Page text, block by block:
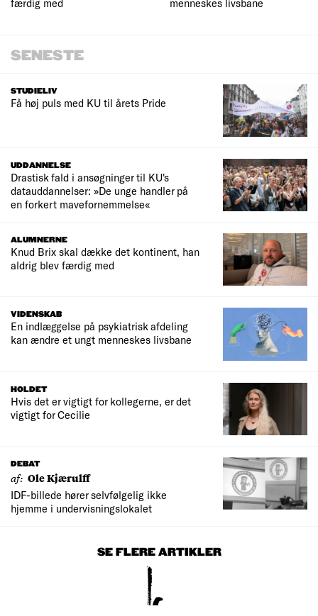
færdig med
menneskes livsbane
SENESTE
STUDIELIV
Få høj puls med KU til årets Pride
UDDANNELSE
Drastisk fald i ansøgninger til KU's
datauddannelser: »De unge handler på
en forkert mavefornemmelse«
ALUMNERNE
Knud Brix skal dække det kontinent, han
aldrig blev færdig med
VIDENSKAB
En indlæggelse på psykiatrisk afdeling
kan ændre et ungt menneskes livsbane
HOLDET
Hvis det er vigtigt for kollegerne, er det
vigtigt for Cecilie
DEBAT
af: Ole Kjærulff
IDF-billede hører selvfølgelig ikke
hjemme i undervisningslokalet
SE FLERE ARTIKLER